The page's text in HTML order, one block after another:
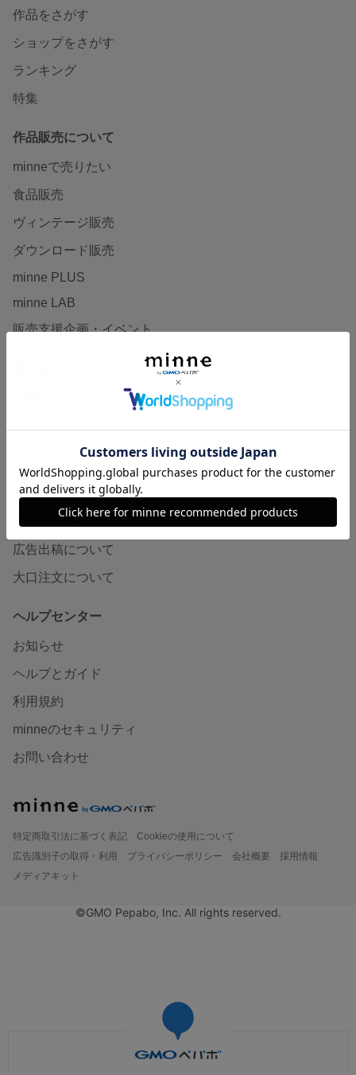
作品をさがす
ショップをさがす
ランキング
特集
作品販売について
minneで売りたい
食品販売
ヴィンテージ販売
ダウンロード販売
minne PLUS
minne LAB
販売支援企画・イベント
minneとものづくりと
minneの本
企業の方へ
広告出稿について
大口注文について
ヘルプセンター
お知らせ
ヘルプとガイド
利用規約
minneのセキュリティ
お問い合わせ
特定商取引法に基づく表記
Cookieの使用について
広告識別子の取得・利用
プライバシーポリシー 会社概要
採用情報
メディアキット
©GMO Pepabo, Inc. All rights reserved.